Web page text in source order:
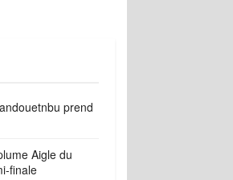
prend
Aigle du
finale